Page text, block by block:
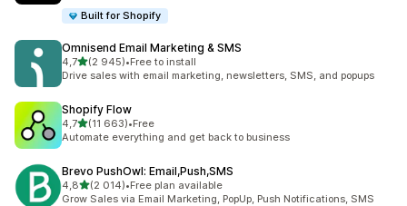
Built for Shopify
Omnisend Email Marketing & SMS
4,7av 5 stjerner
(2 945)
Totalt 2945 omtaler
•Free to install
Drive sales with email marketing, newsletters, SMS, and popups
Shopify Flow
4,7av 5 stjerner
(11 663)
Totalt 11663 omtaler
•Free
Automate everything and get back to business
Brevo PushOwl: Email,Push,SMS
4,8av 5 stjerner
(2 014)
Totalt 2014 omtaler
•Free plan available
Grow Sales via Email Marketing, PopUp, Push Notifications, SMS